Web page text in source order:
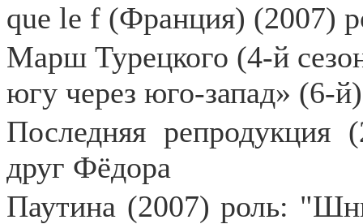
que le f (Франция) (2007)
Марш Турецкого (4-й
югу через юго-запад» (6-й)
Последняя репродукция
друг Фёдора
Паутина (2007) роль: